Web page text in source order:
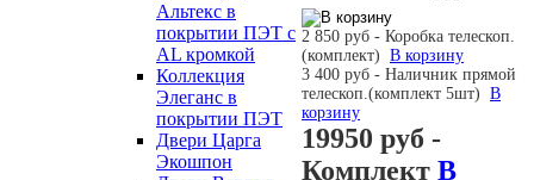
Альтекс в
покрытии ПЭТ с
AL кромкой
Коллекция
Элеганс в
покрытии ПЭТ
Двери Царга
Экошпон
2 850 руб - Коробка телескоп.
(комплект) В корзину
3 400 руб - Наличник прямой
телескоп.(комплект 5шт) В
корзину
19950 руб -
Комплект В